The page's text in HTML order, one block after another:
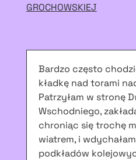
GROCHOWSKIEJ
Bardzo często
kładkę nad torami
Patrzyłam w stronę
Wschodniego,
chroniąc się trochę
wiatrem, i
podkładów